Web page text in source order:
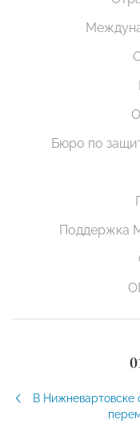
Бюро по
Поддержка
В Нижневартовске